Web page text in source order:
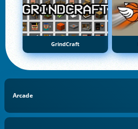
GrindCraft
Arcade